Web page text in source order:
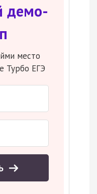
демо-
место
Турбо ЕГЭ